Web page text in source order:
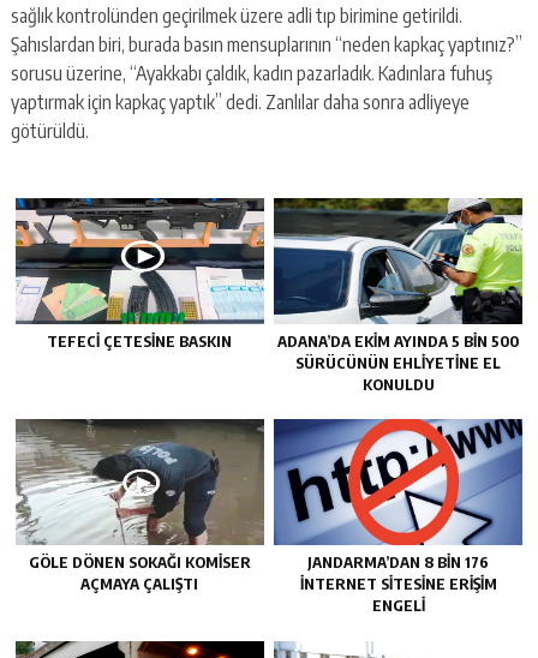
sağlık kontrolünden geçirilmek üzere adli tıp birimine getirildi.
Şahıslardan biri, burada basın mensuplarının “neden kapkaç yaptınız?”
sorusu üzerine, “Ayakkabı çaldık, kadın pazarladık. Kadınlara fuhuş
yaptırmak için kapkaç yaptık” dedi. Zanlılar daha sonra adliyeye
götürüldü.
TEFECİ ÇETESİNE BASKIN
ADANA’DA EKİM AYINDA 5 BİN 500
SÜRÜCÜNÜN EHLİYETİNE EL
KONULDU
GÖLE DÖNEN SOKAĞI KOMİSER
AÇMAYA ÇALIŞTI
JANDARMA’DAN 8 BİN 176
İNTERNET SİTESİNE ERİŞİM
ENGELİ